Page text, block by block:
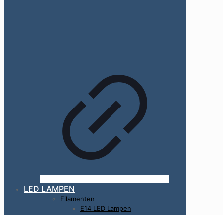
LED LAMPEN
Filamenten
E14 LED Lampen